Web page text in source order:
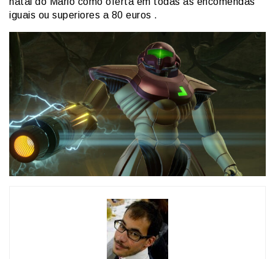
iguais ou superiores a 80 euros .